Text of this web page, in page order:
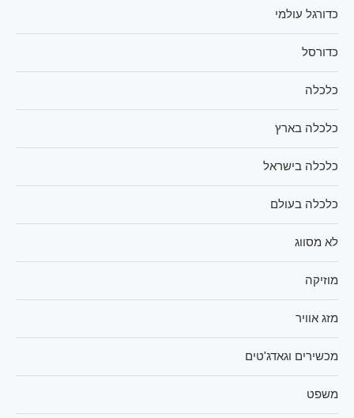
כדורגל עולמי
כדורסל
כלכלה
כלכלה בארץ
כלכלה בישראל
כלכלה בעולם
לא מסווג
מוזיקה
מזג אוויר
מכשירים וגאדג'טים
משפט